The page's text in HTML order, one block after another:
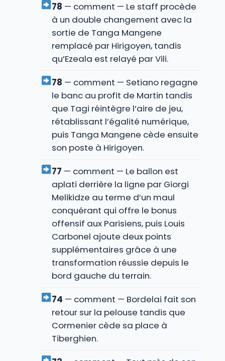
78 — comment — Le staff procède
à un double changement avec la
sortie de Tanga Mangene
remplacé par Hirigoyen, tandis
qu’Ezeala est relayé par Vili.
78 — comment — Setiano regagne
le banc au profit de Martin tandis
que Tagi réintègre l’aire de jeu,
rétablissant l’égalité numérique,
puis Tanga Mangene cède ensuite
son poste à Hirigoyen.
77 — comment — Le ballon est
aplati derrière la ligne par Giorgi
Melikidze au terme d’un maul
conquérant qui offre le bonus
offensif aux Parisiens, puis Louis
Carbonel ajoute deux points
supplémentaires grâce à une
transformation réussie depuis le
bord gauche du terrain.
74 — comment — Bordelai fait son
retour sur la pelouse tandis que
Cormenier cède sa place à
Tiberghien.